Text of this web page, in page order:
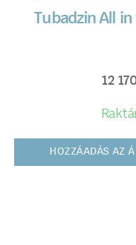
Tubadzin All
12
HOZZÁADÁS AZ